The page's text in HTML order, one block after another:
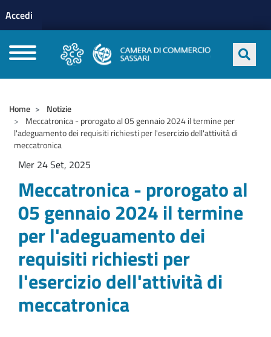
profilo utente
Accedi
Home
Notizie
Meccatronica - prorogato al 05 gennaio 2024 il termine per
l'adeguamento dei requisiti richiesti per l'esercizio dell'attività di
meccatronica
Mer 24 Set, 2025
Meccatronica - prorogato al
05 gennaio 2024 il termine
per l'adeguamento dei
requisiti richiesti per
l'esercizio dell'attività di
meccatronica